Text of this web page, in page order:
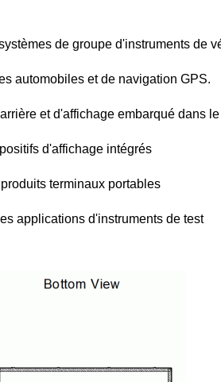
de groupe d'instruments de
automobiles et de navigation GPS.
et d'affichage embarqué dans
d'affichage intégrés
terminaux portables
applications d'instruments de test